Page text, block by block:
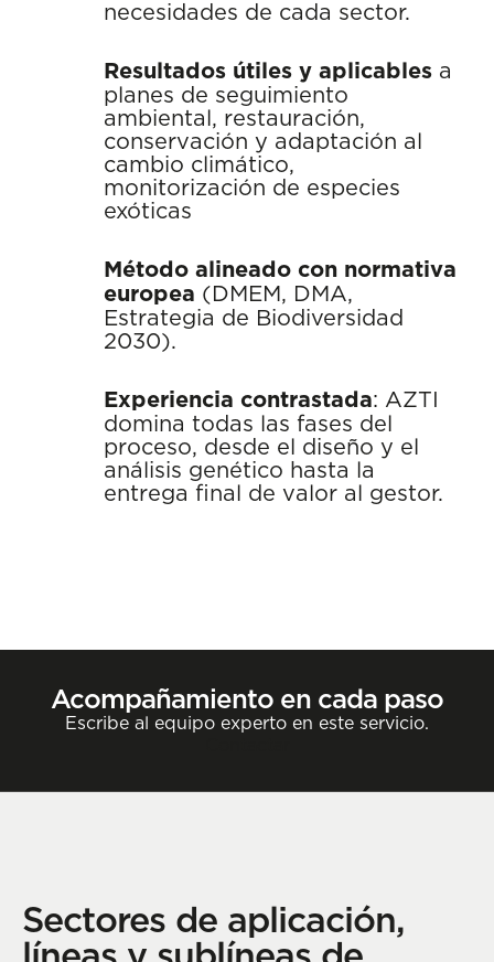
necesidades de cada sector.
Resultados útiles y aplicables a
planes de seguimiento
ambiental, restauración,
conservación y adaptación al
cambio climático,
monitorización de especies
exóticas
Método alineado con normativa
europea (DMEM, DMA,
Estrategia de Biodiversidad
2030).
Experiencia contrastada: AZTI
domina todas las fases del
proceso, desde el diseño y el
análisis genético hasta la
entrega final de valor al gestor.
Acompañamiento en cada paso
Escribe al equipo experto en este servicio.
Sectores de aplicación,